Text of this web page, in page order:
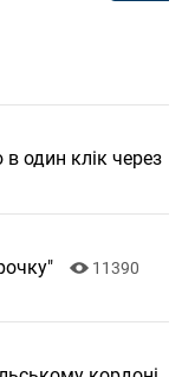
один клік через
11390